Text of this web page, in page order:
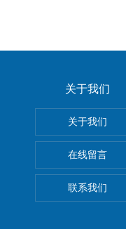
关于我们
关于我们
在线留言
联系我们